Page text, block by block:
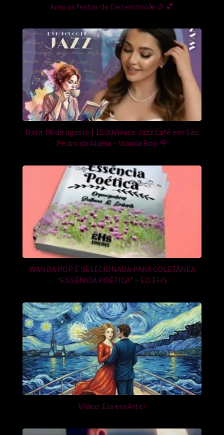
Amo as festas de Dezembro💫🎉💕
Data: 08 de agosto | 15:30Vivace Jazz Café em São
Pedro da Aldeia – Wanda Rop 🌹
WANDA ROP É SELECIONADA PARA COLETÂNEA
“ESSÊNCIA POÉTICA” – ED EHS
Vídeo: Ela era Arte!